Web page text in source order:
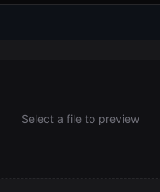
Select a file to preview